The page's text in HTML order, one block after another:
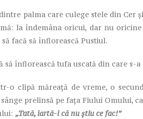
palma care culege stele din Cer
la îndemâna oricui, dar nu
să facă să înflorească Pustiul.
să înflorească tufa uscată din care s-
clipă măreață de vreme, o
prelinsă pe fața Fiului Omului,
„Tată, iartă-i că nu știu ce fac!”